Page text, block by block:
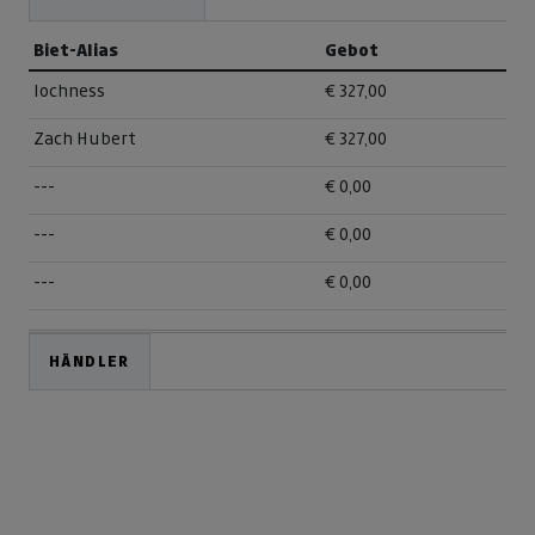
Biet-Alias Gebot
lochness € 327,00
Zach Hubert € 327,00
--- € 0,00
--- € 0,00
--- € 0,00
HÄNDLER